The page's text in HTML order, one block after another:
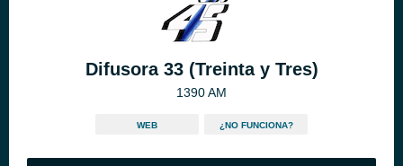
Difusora 33 (Treinta y Tres)
1390 AM
WEB ¿NO FUNCIONA?